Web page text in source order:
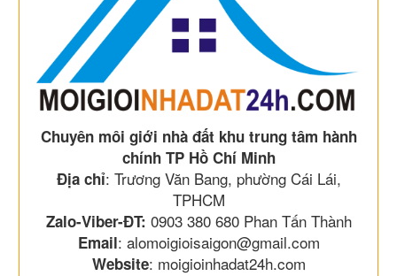
Chuyên môi giới nhà đất khu trung tâm hành
chính TP Hồ Chí Minh
Địa chỉ: Trương Văn Bang, phường Cái Lái,
TPHCM
Zalo-Viber-ĐT: 0903 380 680 Phan Tấn Thành
Email: alomoigioisaigon@gmail.com
Website: moigioinhadat24h.com